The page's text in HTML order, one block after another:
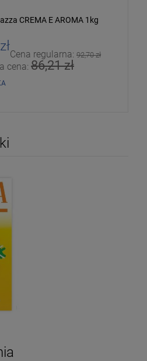
CREMA E AROMA 1kg
Cena regularna: 92,70 zł
cena: 86,21 zł